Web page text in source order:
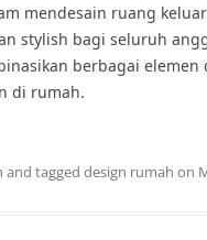
mendesain ruang
stylish bagi seluruh
berbagai
di rumah.
and tagged design rumah on